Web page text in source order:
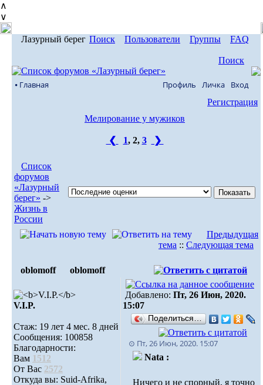
∧
∨
Лазурный берег Поиск Пользователи Группы FAQ
Поиск
⦁ Главная Профиль Личка Вход
Регистрация
Мелирование у мужиков
❮ 1, 2, 3 ❯
Список
форумов
«Лазурный
берег» ->
Жизнь в
России
Предыдущая
тема :: Следующая тема
oblomoff oblomoff
V.I.P.
Стаж: 19 лет 4 мес. 8 дней
Сообщения: 100858
Благодарности:
Вам 1512
От Вас 2572
Откуда вы: Suid-Afrika,
Добавлено: Пт, 26 Июн, 2020.
15:07
Поделиться…
⊙ Пт, 26 Июн, 2020. 15:07
Nata :
Ничего и не спорный, я точно